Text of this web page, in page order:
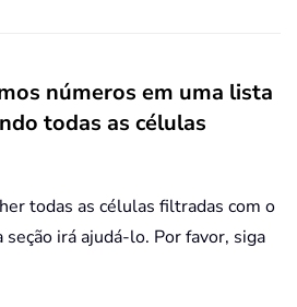
números em uma lista
todas as células
todas as células filtradas com o
irá ajudá-lo. Por favor, siga